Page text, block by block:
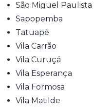
São Miguel Paulista
Sapopemba
Tatuapé
Vila Carrão
Vila Curuçá
Vila Esperança
Vila Formosa
Vila Matilde